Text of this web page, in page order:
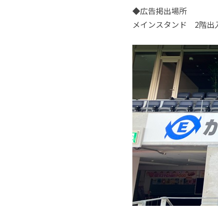
◆広告掲出場所
メインスタンド 2階出